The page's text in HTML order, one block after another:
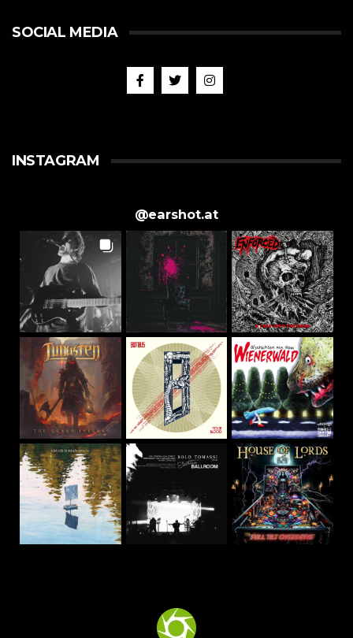
SOCIAL MEDIA
INSTAGRAM
@earshot.at